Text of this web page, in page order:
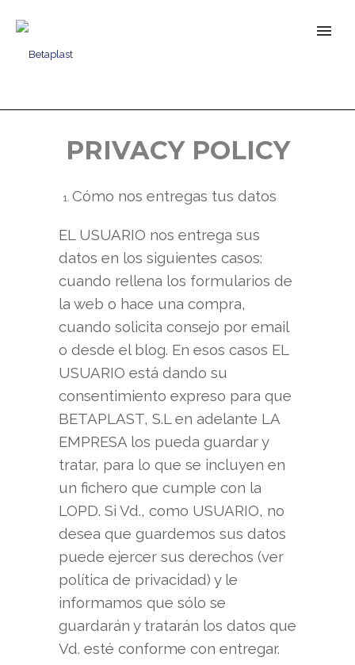
PRIVACY POLICY
Cómo nos entregas tus datos
EL USUARIO nos entrega sus
datos en los siguientes casos:
cuando rellena los formularios de
la web o hace una compra,
cuando solicita consejo por email
o desde el blog. En esos casos EL
USUARIO está dando su
consentimiento expreso para que
BETAPLAST, S.L en adelante LA
EMPRESA los pueda guardar y
tratar, para lo que se incluyen en
un fichero que cumple con la
LOPD. Si Vd., como USUARIO, no
desea que guardemos sus datos
puede ejercer sus derechos (ver
política de privacidad) y le
informamos que sólo se
guardarán y tratarán los datos que
Vd. esté conforme con entregar.